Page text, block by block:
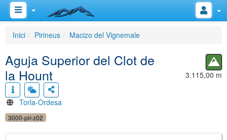
Inici Pirineus Macizo del Vignemale
Aguja Superior del Clot de
la Hount
Torla-Ordesa
3.115,00 m
3000-pir-z02